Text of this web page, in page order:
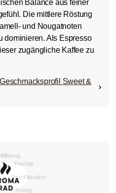
Balance aus feiner
Die mittlere Röstung
und Nougatnoten
dominieren. Als Espresso
zugängliche Kaffee zu
Sweet &